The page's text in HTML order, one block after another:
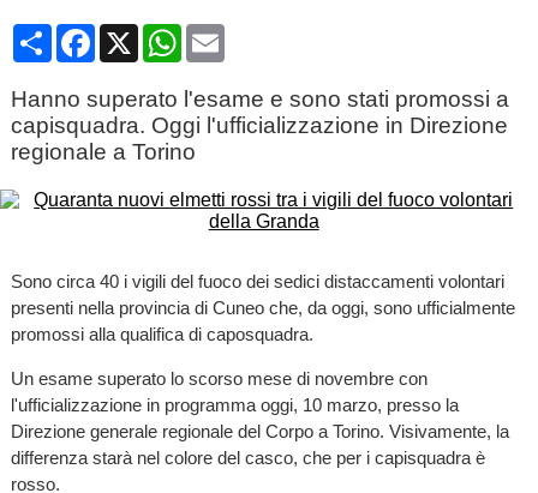
CondividiFacebook
X WhatsApp
Email
Hanno superato l'esame e sono stati promossi a
capisquadra. Oggi l'ufficializzazione in Direzione
regionale a Torino
Sono circa 40 i vigili del fuoco dei sedici distaccamenti volontari
presenti nella provincia di Cuneo che, da oggi, sono ufficialmente
promossi alla qualifica di caposquadra.
Un esame superato lo scorso mese di novembre con
l'ufficializzazione in programma oggi, 10 marzo, presso la
Direzione generale regionale del Corpo a Torino. Visivamente, la
differenza starà nel colore del casco, che per i capisquadra è
rosso.